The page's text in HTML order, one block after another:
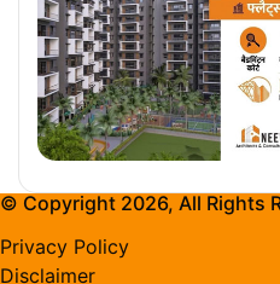
© Copyright 2026, All Rights
Privacy Policy
Disclaimer